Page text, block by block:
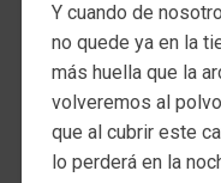
Y cuando de
no quede ya en la
más huella que la
volveremos al polvo
que al cubrir este
lo perderá en la